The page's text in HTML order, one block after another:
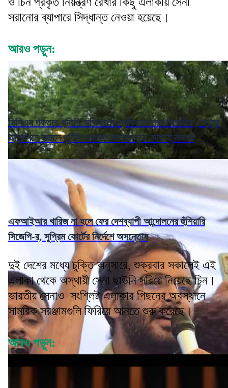
সরানোর ব্যাপারে সিদ্ধান্ত নেওয়া হয়েছে।
আরও পড়ুন:
সিপিএম দফতরে পুলিশি অভিযানের প্রতিবাদে সরব বিরোধীরা, 'ছাত্র
আন্দোলনে নামলে পুলিশি পদক্ষেপ মানতে হবে' সাফাই নড্ডার
এফআইআর খারিজ না হলে ফের দেশব্যাপী আন্দোলনের হুঁশিয়ারি
সিজেপি-র, সুপ্রিম কোর্টের নির্দেশে অসন্তোষ
দুই দেশের মধ্যে চুক্তি অনুসারে, শুক্রবার সকালেই এই
এলাকা থেকে অস্থায়ী সেনা ছাউনি সরিয়ে নিয়েছে চিন।
ভারতীয় সেনাও সংশ্লিষ্ট এলাকার পিছনের অবস্থানে
সামরিক সরঞ্জামগুলি ফিরিয়ে আনতে শুরু করেছে।
আরও পড়ুন: